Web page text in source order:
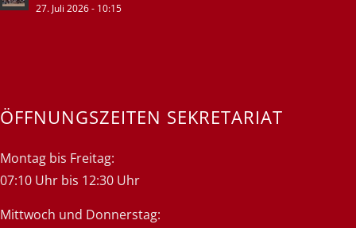
27. Juli 2026 - 10:15
ÖFFNUNGSZEITEN SEKRETARIAT
Montag bis Freitag:
07:10 Uhr bis 12:30 Uhr
Mittwoch und Donnerstag: